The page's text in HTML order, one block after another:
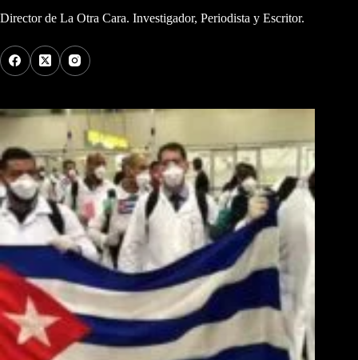
Director de La Otra Cara. Investigador, Periodista y Escritor.